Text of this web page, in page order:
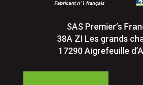
SAS Premier’s
38A ZI Les grands
17290 Aigrefeuille